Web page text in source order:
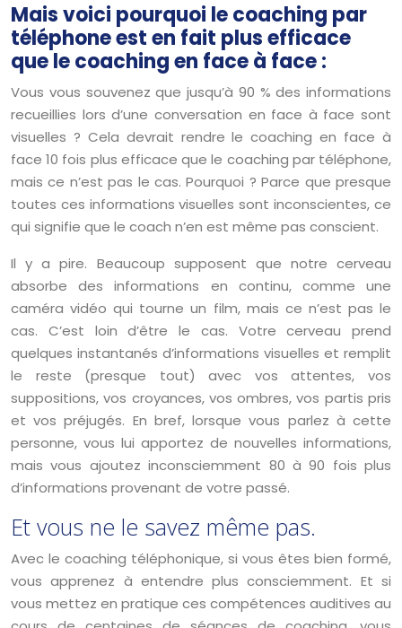
Mais voici pourquoi le coaching par
téléphone est en fait plus efficace
que le coaching en face à face :
Vous vous souvenez que jusqu’à 90 % des informations
recueillies lors d’une conversation en face à face sont
visuelles ? Cela devrait rendre le coaching en face à
face 10 fois plus efficace que le coaching par téléphone,
mais ce n’est pas le cas. Pourquoi ? Parce que presque
toutes ces informations visuelles sont inconscientes, ce
qui signifie que le coach n’en est même pas conscient.
Il y a pire. Beaucoup supposent que notre cerveau
absorbe des informations en continu, comme une
caméra vidéo qui tourne un film, mais ce n’est pas le
cas. C’est loin d’être le cas. Votre cerveau prend
quelques instantanés d’informations visuelles et remplit
le reste (presque tout) avec vos attentes, vos
suppositions, vos croyances, vos ombres, vos partis pris
et vos préjugés. En bref, lorsque vous parlez à cette
personne, vous lui apportez de nouvelles informations,
mais vous ajoutez inconsciemment 80 à 90 fois plus
d’informations provenant de votre passé.
Et vous ne le savez même pas.
Avec le coaching téléphonique, si vous êtes bien formé,
vous apprenez à entendre plus consciemment. Et si
vous mettez en pratique ces compétences auditives au